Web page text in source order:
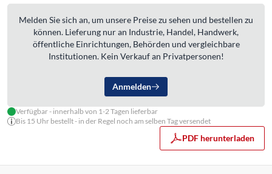
Melden Sie sich an, um unsere Preise zu sehen und bestellen zu
können. Lieferung nur an Industrie, Handel, Handwerk,
öffentliche Einrichtungen, Behörden und vergleichbare
Institutionen. Kein Verkauf an Privatpersonen!
Anmelden
Verfügbar - innerhalb von 1-2 Tagen lieferbar
Bis 15 Uhr bestellt - in der Regel noch am selben Tag versendet
PDF herunterladen